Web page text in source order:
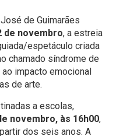
de Guimarães
de novembro, a estreia
espetáculo criada
chamado síndrome de
impacto emocional
de arte.
a escolas,
novembro, às 16h00,
dos seis anos. A